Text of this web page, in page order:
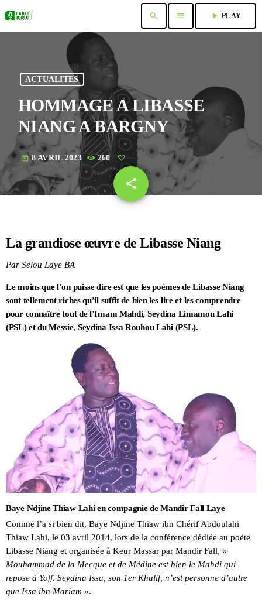
search menu play_arrow PLAY
ACTUALITES
HOMMAGE A LIBASSE
NIANG A BARGNY
today 8 AVRIL 2023 260
share
email
La grandiose œuvre de Libasse Niang
Par Sélou Laye BA
Le moins que l’on puisse dire est que les poèmes de Libasse Niang
sont tellement riches qu’il suffit de bien les lire et les comprendre
pour connaître tout de l’Imam Mahdi, Seydina Limamou Lahi
(PSL) et du Messie, Seydina Issa Rouhou Lahi (PSL).
Baye Ndjine Thiaw Lahi en compagnie de Mandir Fall Laye
Comme l’a si bien dit, Baye Ndjine Thiaw ibn Chérif Abdoulahi
Thiaw Lahi, le 03 avril 2014, lors de la conférence dédiée au poète
Libasse Niang et organisée à Keur Massar par Mandir Fall, «
Mouhammad de la Mecque et de Médine est bien le Mahdi qui
repose à Yoff. Seydina Issa, son 1er Khalif, n’est personne d’autre
que Issa ibn Mariam ».